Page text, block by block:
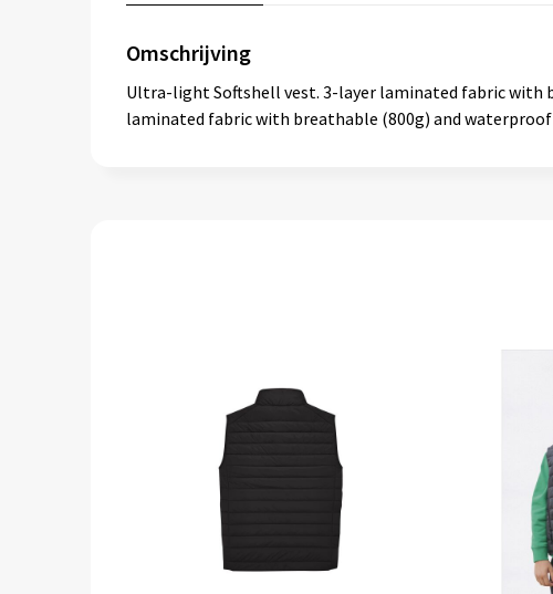
Omschrijving
Ultra-light Softshell vest. 3-layer laminated fabric with
laminated fabric with breathable (800g) and